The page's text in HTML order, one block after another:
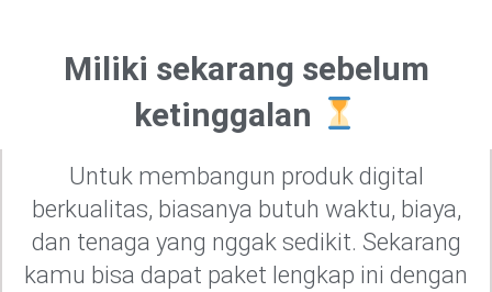
Miliki sekarang sebelum
ketinggalan
Untuk membangun produk digital
berkualitas, biasanya butuh waktu, biaya,
dan tenaga yang nggak sedikit. Sekarang
kamu bisa dapat paket lengkap ini dengan